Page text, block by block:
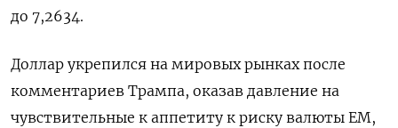
до 7,2634.
Доллар укрепился на мировых рынках после
комментариев Трампа, оказав давление на
чувствительные к аппетиту к риску валюты EM,